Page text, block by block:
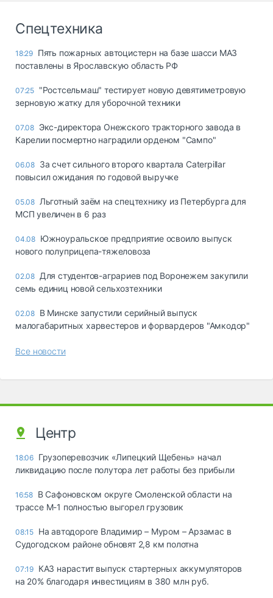
Спецтехника
18:29 Пять пожарных автоцистерн на базе шасси МАЗ
поставлены в Ярославскую область РФ
07:25 "Ростсельмаш" тестирует новую девятиметровую
зерновую жатку для уборочной техники
07.08 Экс-директора Онежского тракторного завода в
Карелии посмертно наградили орденом "Сампо"
06.08 За счет сильного второго квартала Caterpillar
повысил ожидания по годовой выручке
05.08 Льготный заём на спецтехнику из Петербурга для
МСП увеличен в 6 раз
04.08 Южноуральское предприятие освоило выпуск
нового полуприцепа-тяжеловоза
02.08 Для студентов-аграриев под Воронежем закупили
семь единиц новой сельхозтехники
02.08 В Минске запустили серийный выпуск
малогабаритных харвестеров и форвардеров "Амкодор"
Все новости
Центр
18:06 Грузоперевозчик «Липецкий Щебень» начал
ликвидацию после полутора лет работы без прибыли
16:58 В Сафоновском округе Смоленской области на
трассе М-1 полностью выгорел грузовик
08:15 На автодороге Владимир – Муром – Арзамас в
Судогодском районе обновят 2,8 км полотна
07:19 КАЗ нарастит выпуск стартерных аккумуляторов
на 20% благодаря инвестициям в 380 млн руб.